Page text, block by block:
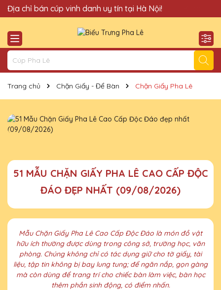
Quà Tặng Cúp Pha Lê Hà Nội QTG xin chào Quý Khách!
Địa chỉ bán cúp vinh danh uy tín tại Hà Nội!
Trang chủ Chặn Giấy - Để Bàn Chặn Giấy Pha Lê
51 MẪU CHẶN GIẤY PHA LÊ CAO CẤP ĐỘC
ĐÁO ĐẸP NHẤT (09/08/2026)
Mẫu Chặn Giấy Pha Lê Cao Cấp Độc Đáo là món đồ vật
hữu ích thường được dùng trong công sở, trường học, văn
phòng. Chúng không chỉ có tác dụng giữ cho tờ giấy, tài
liệu, tập tin không bị bay lung tung; để ngăn nắp, gọn gàng
mà còn dùng để trang trí cho chiếc bàn làm việc, bàn học
thêm phần sinh động, có điểm nhấn.